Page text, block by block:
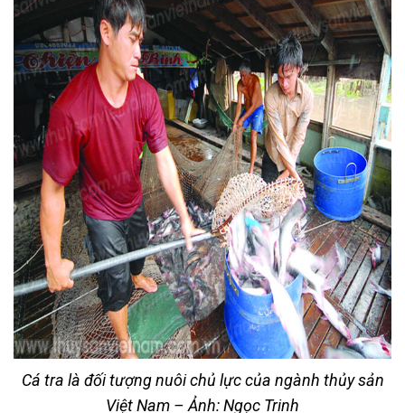
Cá tra là đối tượng nuôi chủ lực của ngành thủy sản
Việt Nam – Ảnh: Ngọc Trinh